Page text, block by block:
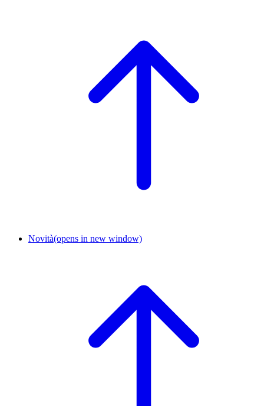
Novità(opens in new window)